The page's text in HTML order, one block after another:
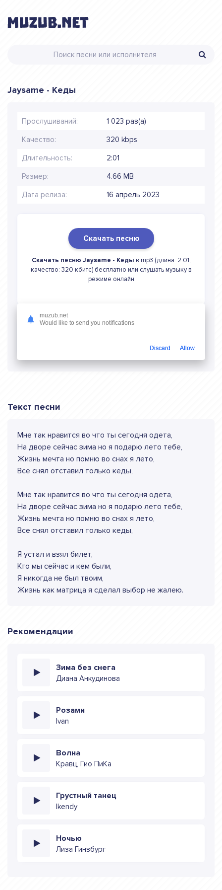
Jaysame - Кеды
Прослушиваний: 1 023 раз(а)
Качество: 320 kbps
Длительность: 2:01
Размер: 4.66 MB
Дата релиза: 16 апрель 2023
Скачать песню
Скачать песню Jaysame - Кеды в mp3 (длина: 2:01,
качество: 320 кбитс) бесплатно или слушать музыку в
режиме онлайн
Текст песни
Мне так нравится во что ты сегодня одета,
На дворе сейчас зима но я подарю лето тебе,
Жизнь мечта но помню во снах я лето,
Все снял отставил только кеды,
Мне так нравится во что ты сегодня одета,
На дворе сейчас зима но я подарю лето тебе,
Жизнь мечта но помню во снах я лето,
Все снял отставил только кеды,
Я устал и взял билет,
Кто мы сейчас и кем были,
Я никогда не был твоим,
Жизнь как матрица я сделал выбор не жалею.
Рекомендации
Зима без снега
Диана Анкудинова
Розами
Ivan
Волна
Кравц, Гио ПиКа
Грустный танец
Ikendy
Ночью
Лиза Гинзбург
muzub.net
Would like to send you notifications
Discard Allow